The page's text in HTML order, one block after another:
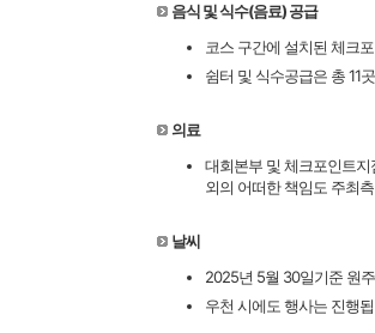
음식 및 식수(음료) 공급
코스 구간에 설치된 체크
쉼터 및 식수공급은 총 11
의료
대회본부 및 체크포인트
외의 어떠한 책임도 주최
날씨
2025년 5월 30일기준 원
우천 시에도 행사는 진행